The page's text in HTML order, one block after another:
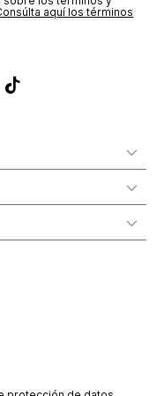
aquí los términos